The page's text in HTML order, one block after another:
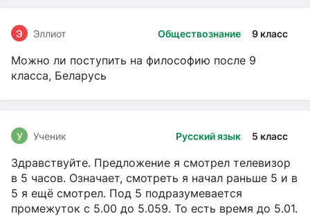
Обществознание 9 класс
Э Эллиот
Можно ли поступить на философию после 9
класса, Беларусь
Русский язык 5 класс
У Ученик
Здравствуйте. Предложение я смотрел телевизор
в 5 часов. Означает, смотреть я начал раньше 5 и в
5 я ещё смотрел. Под 5 подразумевается
промежуток с 5.00 до 5.059. То есть время до 5.01.